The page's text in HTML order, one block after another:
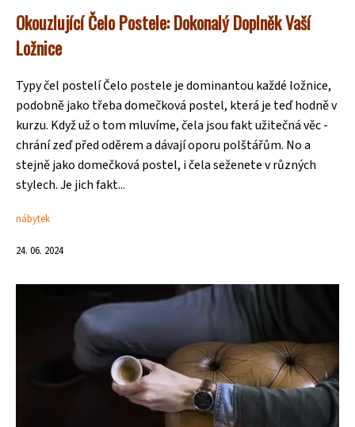
Okouzlující Čelo Postele: Dokonalý Doplněk Vaší
Ložnice
Typy čel postelí Čelo postele je dominantou každé ložnice,
podobně jako třeba domečková postel, která je teď hodně v
kurzu. Když už o tom mluvíme, čela jsou fakt užitečná věc -
chrání zeď před oděrem a dávají oporu polštářům. No a
stejně jako domečková postel, i čela seženete v různých
stylech. Je jich fakt...
nábytek
24. 06. 2024